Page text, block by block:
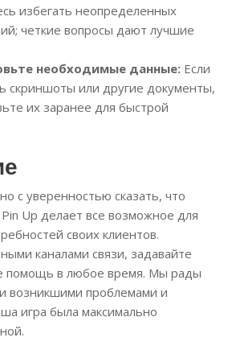
избегать неопределенных
четкие вопросы дают лучшие
необходимые данные: Если
скриншоты или другие документы,
их заранее для быстрой
с уверенностью сказать, что
Up делает все возможное для
своих клиентов.
каналами связи, задавайте
помощь в любое время. Мы рады
возникшими проблемами и
игра была максимально